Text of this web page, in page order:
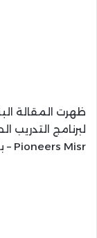
ظهرت المقالة
Pioneers Misr – بايونيرز مصر.